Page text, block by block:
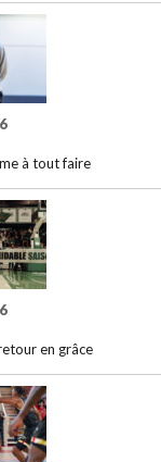
à tout faire
en grâce